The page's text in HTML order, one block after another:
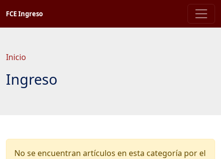
contenido
FCE Ingreso
Inicio
Ingreso
No se encuentran artículos en esta categoría por el